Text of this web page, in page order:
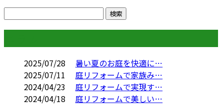
2025/07/28
暑い夏のお庭を快適に…
2025/07/11
庭リフォームで家族み…
2024/04/23
庭リフォームで実現す…
2024/04/18
庭リフォームで美しい…